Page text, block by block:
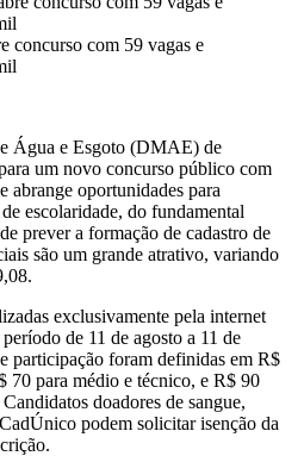
concurso com 59 vagas e
Água e Esgoto (DMAE) de
um novo concurso público com
abrange oportunidades para
escolaridade, do fundamental
prever a formação de cadastro de
são um grande atrativo, variando
exclusivamente pela internet
de 11 de agosto a 11 de
participação foram definidas em R$
70 para médio e técnico, e R$ 90
doadores de sangue,
podem solicitar isenção da